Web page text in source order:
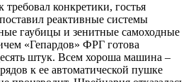
конкретики, гостья
реактивные системы
гаубицы и зенитные самоходные
«Гепардов» ФРГ готова
штук. Всем хороша машина –
к ее автоматической пушке